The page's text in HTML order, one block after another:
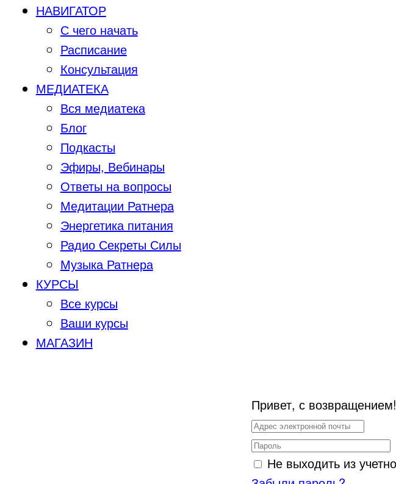
НАВИГАТОР
С чего начать
Расписание
Консультация
МЕДИАТЕКА
Вся медиатека
Блог
Подкасты
Эфиры, Вебинары
Ответы на вопросы
Медитации Ратнера
Энергетика питания
Радио Секреты Силы
Музыка Ратнера
КУРСЫ
Все курсы
Ваши курсы
МАГАЗИН
Привет, с возвращением!
Не выходить из